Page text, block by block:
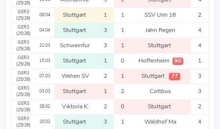
(25/26)
GER3
(25/26)
08.04 Stuttgart 1 1 SSV Ulm 18 2
GER3
(25/26)
04.04 Stuttgart 3 1 Jahn Regen 4
GER3
(25/26)
21.03 Schweinfur 3 1 Stuttgart 4
GER3
(25/26)
15.03 Stuttgart 1 0 Hoffenheim 90 1
GER3
(25/26)
07.03 Wehen SV 2 1 Stuttgart 77 3
GER3
(25/26)
03.03 Stuttgart 1 2 Cottbus 3
GER3
(25/26)
28.02 Viktoria K 2 0 Stuttgart 2
GER3
(25/26)
20.02 Stuttgart 3 1 Waldhof Ma 4